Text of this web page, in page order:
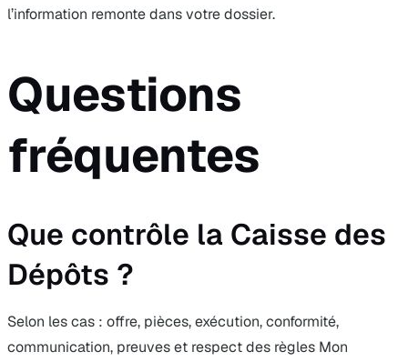
l’information remonte dans votre dossier.
Questions
fréquentes
Que contrôle la Caisse des
Dépôts ?
Selon les cas : offre, pièces, exécution, conformité,
communication, preuves et respect des règles Mon